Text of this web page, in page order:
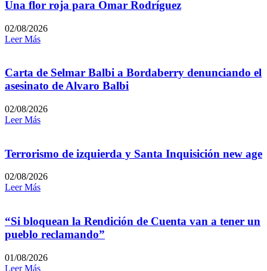
Una flor roja para Omar Rodríguez
02/08/2026
Leer Más
Carta de Selmar Balbi a Bordaberry denunciando el
asesinato de Alvaro Balbi
02/08/2026
Leer Más
Terrorismo de izquierda y Santa Inquisición new age
02/08/2026
Leer Más
“Si bloquean la Rendición de Cuenta van a tener un
pueblo reclamando”
01/08/2026
Leer Más